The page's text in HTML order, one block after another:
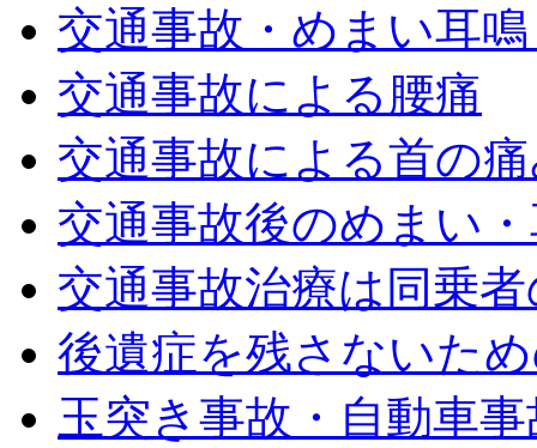
交通事故・めまい耳
交通事故による腰痛
交通事故による首の
交通事故後のめまい
交通事故治療は同乗
後遺症を残さないた
玉突き事故・自動車事